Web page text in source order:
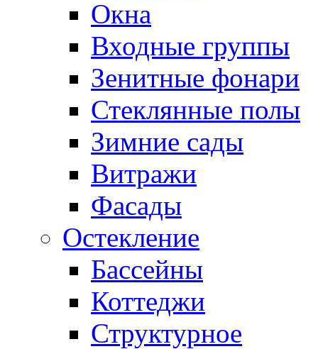
Окна
Входные группы
Зенитные фонари
Стеклянные полы
Зимние сады
Витражи
Фасады
Остекление
Бассейны
Коттеджи
Структурное